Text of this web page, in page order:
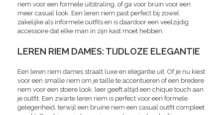
riem voor een formele uitstraling, of ga voor bruin voor een
meer casual look. Een leren riem past perfect bij zowel
zakelijke als informele outfits en is daardoor een veelzijdig
accessoire dat elke man in zijn kast moet hebben.
LEREN RIEM DAMES: TIJDLOZE ELEGANTIE
Een leren riem dames straalt luxe en elegantie uit. Of je nu kiest
voor een smalle riem om je taille te accentueren of een bredere
riem voor een stoere look, leer geeft altijd een chique touch aan
je outfit. Een zwarte leren riem is perfect voor een formele
gelegenheid, terwijl een bruine riem een casual outfit compleet